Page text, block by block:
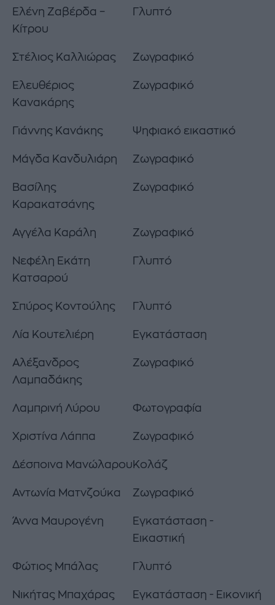
Ελένη Ζαβέρδα –
Κίτρου
Γλυπτό
Στέλιος Καλλιώρας Ζωγραφικό
Ελευθέριος
Κανακάρης
Ζωγραφικό
Γιάννης Κανάκης Ψηφιακό εικαστικό
Μάγδα Κανδυλιάρη Ζωγραφικό
Βασίλης
Καρακατσάνης
Ζωγραφικό
Αγγέλα Καράλη Ζωγραφικό
Νεφέλη Εκάτη
Κατσαρού
Γλυπτό
Σπύρος Κοντούλης Γλυπτό
Λία Κουτελιέρη Εγκατάσταση
Αλέξανδρος
Λαμπαδάκης
Ζωγραφικό
Λαμπρινή Λύρου Φωτογραφία
Χριστίνα Λάππα Ζωγραφικό
Δέσποινα Μανώλαρου Κολάζ
Αντωνία Ματνζούκα Ζωγραφικό
Άννα Μαυρογένη
Εγκατάσταση -
Εικαστική
Φώτιος Μπάλας Γλυπτό
Νικήτας Μπαχάρας
Εγκατάσταση - Εικονική